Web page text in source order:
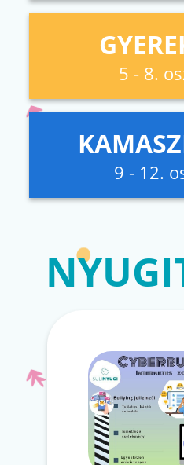
5 - 8.
9 - 12.